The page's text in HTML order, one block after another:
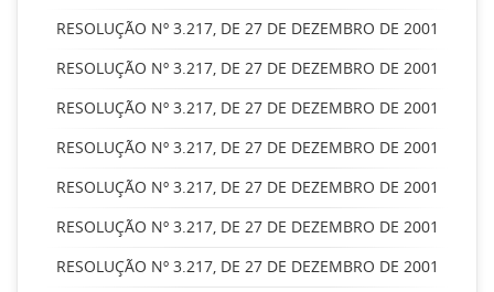
RESOLUÇÃO Nº 3.217, DE 27 DE DEZEMBRO DE 2001
RESOLUÇÃO Nº 3.217, DE 27 DE DEZEMBRO DE 2001
RESOLUÇÃO Nº 3.217, DE 27 DE DEZEMBRO DE 2001
RESOLUÇÃO Nº 3.217, DE 27 DE DEZEMBRO DE 2001
RESOLUÇÃO Nº 3.217, DE 27 DE DEZEMBRO DE 2001
RESOLUÇÃO Nº 3.217, DE 27 DE DEZEMBRO DE 2001
RESOLUÇÃO Nº 3.217, DE 27 DE DEZEMBRO DE 2001